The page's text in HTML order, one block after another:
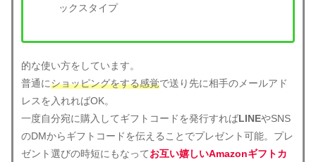
ックスタイプ
的な使い方をしています。
普通にショッピングをする感覚で送り先に相手のメールアド
レスを入れればOK。
一度自分宛に購入してギフトコードを発行すればLINEやSNS
のDMからギフトコードを伝えることでプレゼント可能。プレ
ゼント選びの時短にもなってお互い嬉しいAmazonギフトカ